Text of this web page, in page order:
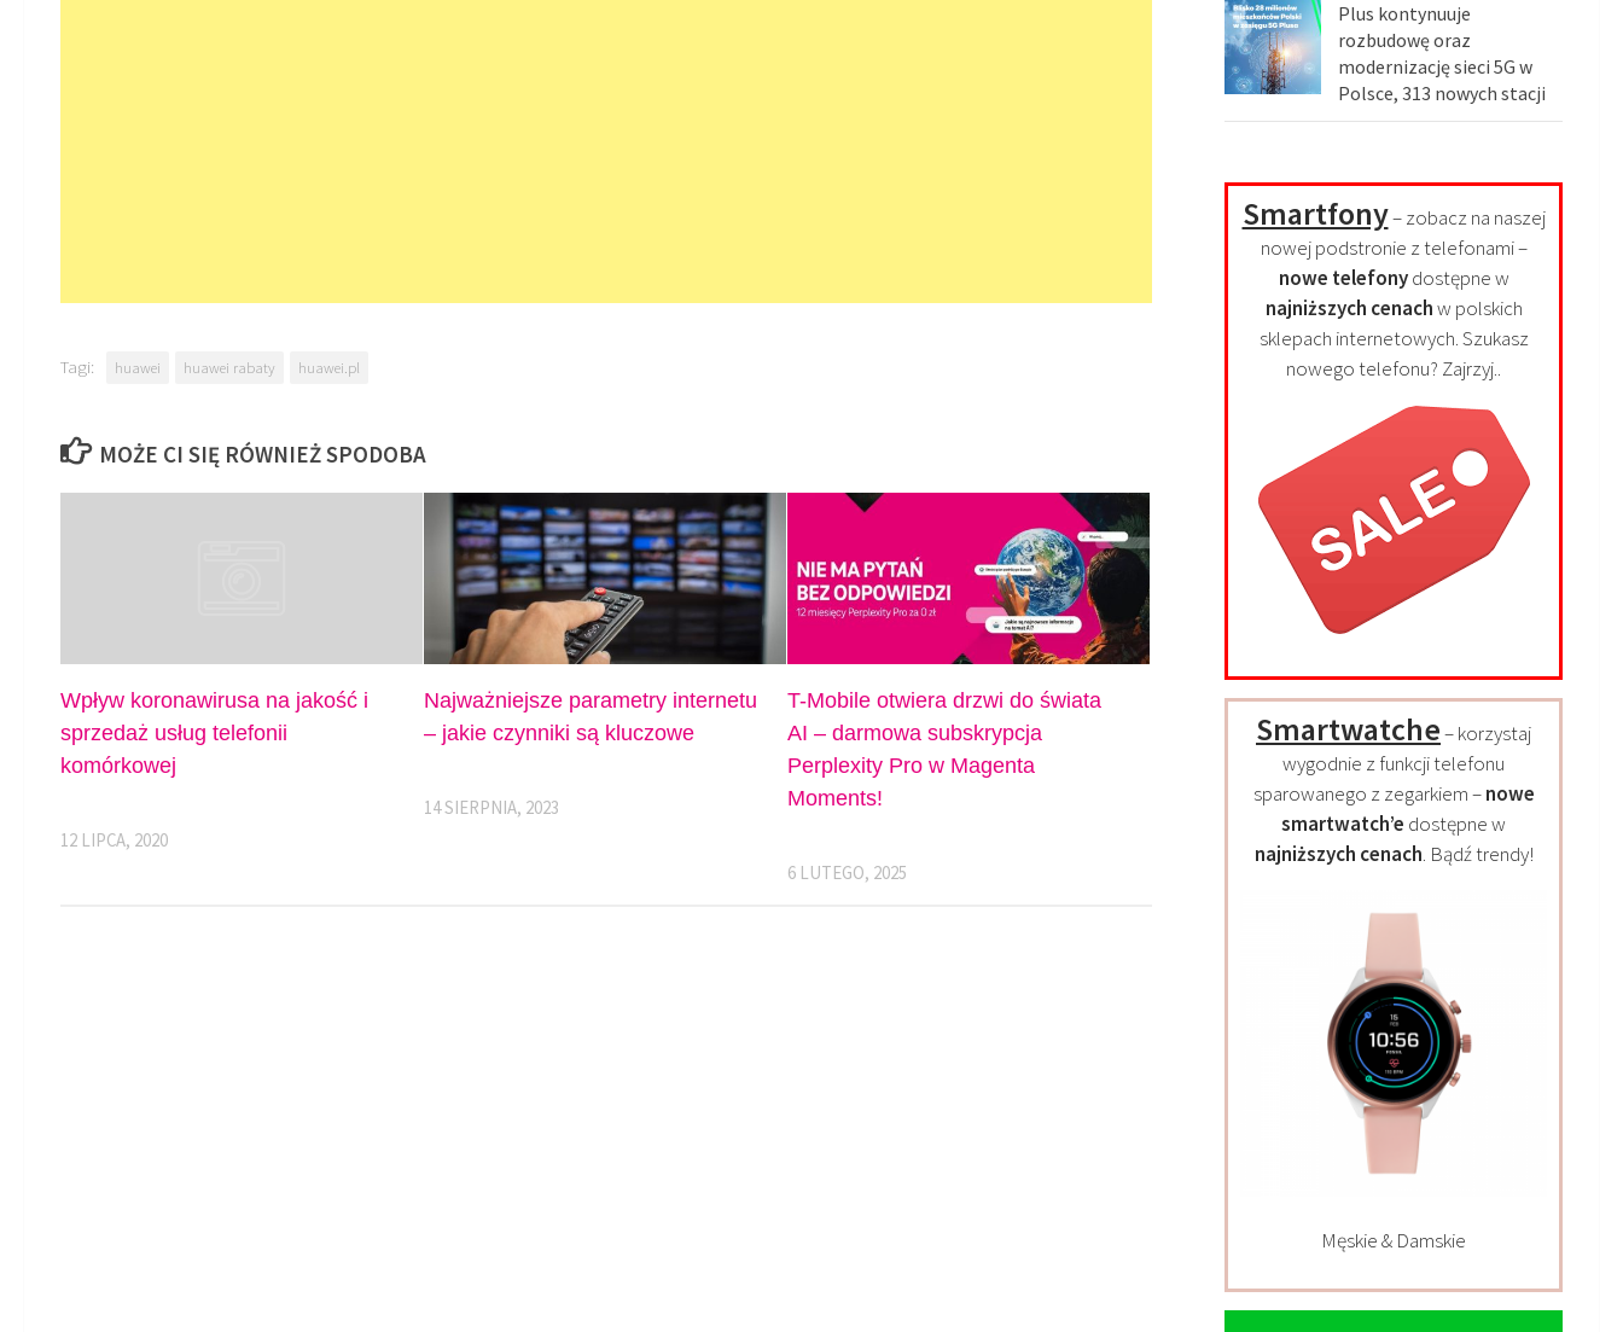
Tagi: huawei huawei rabaty huawei.pl
MOŻE CI SIĘ RÓWNIEŻ SPODOBA
Wpływ koronawirusa na jakość i
sprzedaż usług telefonii
komórkowej
12 LIPCA, 2020
Najważniejsze parametry internetu
– jakie czynniki są kluczowe
14 SIERPNIA, 2023
T-Mobile otwiera drzwi do świata
AI – darmowa subskrypcja
Perplexity Pro w Magenta
Moments!
6 LUTEGO, 2025
Plus kontynuuje
rozbudowę oraz
modernizację sieci 5G w
Polsce, 313 nowych stacji
Smartfony– zobacz na naszej
nowej podstronie z telefonami –
nowe telefonydostępne w
najniższych cenachw polskich
sklepach internetowych. Szukasz
nowego telefonu? Zajrzyj..
Smartwatche– korzystaj
wygodnie z funkcji telefonu
sparowanego z zegarkiem –nowe
smartwatch’e dostępne w
najniższych cenach. Bądź trendy!
Męskie & Damskie